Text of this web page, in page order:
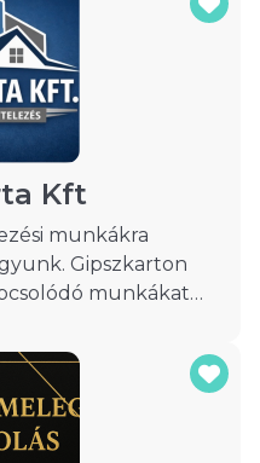
pvc burkolatok,
lerakása és
kivitelezésre és
Megbízható
és minden esetben
leginkább
Kft
munkákat
és